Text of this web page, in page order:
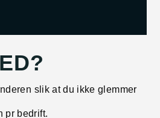
slik at du ikke glemmer
pr bedrift.